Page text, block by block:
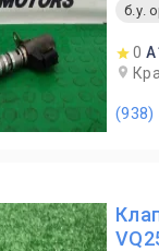
б.у.
0
(938)